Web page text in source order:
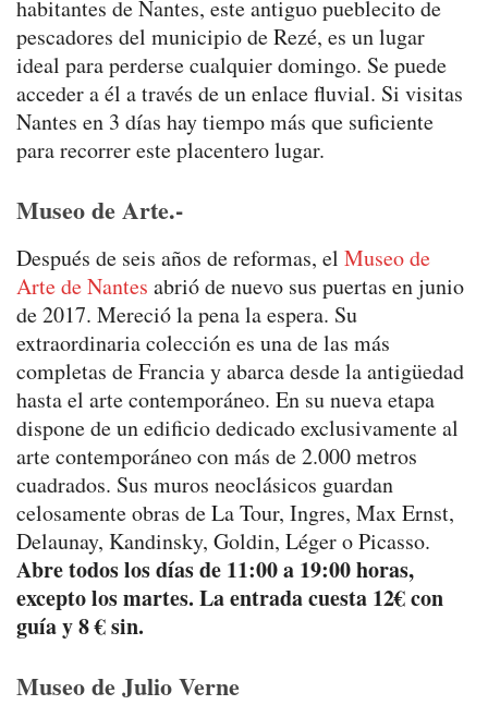
habitantes de Nantes, este antiguo pueblecito de
pescadores del municipio de Rezé, es un lugar
ideal para perderse cualquier domingo. Se puede
acceder a él a través de un enlace fluvial. Si visitas
Nantes en 3 días hay tiempo más que suficiente
para recorrer este placentero lugar.
Museo de Arte.-
Después de seis años de reformas, el Museo de
Arte de Nantes abrió de nuevo sus puertas en junio
de 2017. Mereció la pena la espera. Su
extraordinaria colección es una de las más
completas de Francia y abarca desde la antigüedad
hasta el arte contemporáneo. En su nueva etapa
dispone de un edificio dedicado exclusivamente al
arte contemporáneo con más de 2.000 metros
cuadrados. Sus muros neoclásicos guardan
celosamente obras de La Tour, Ingres, Max Ernst,
Delaunay, Kandinsky, Goldin, Léger o Picasso.
Abre todos los días de 11:00 a 19:00 horas,
excepto los martes. La entrada cuesta 12€ con
guía y 8 € sin.
Museo de Julio Verne